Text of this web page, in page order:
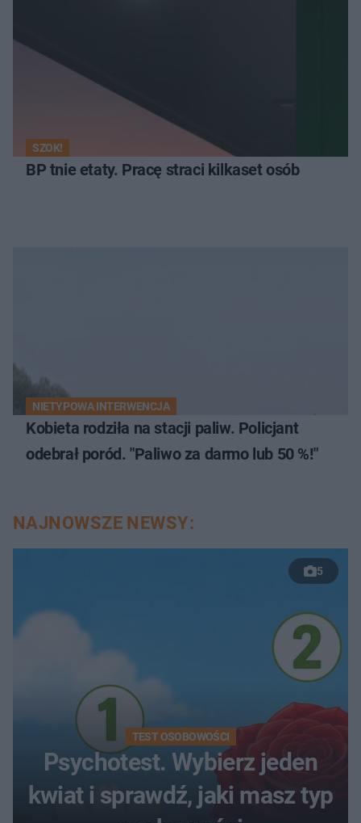
SZOK!
BP tnie etaty. Pracę straci kilkaset osób
NIETYPOWA INTERWENCJA
Kobieta rodziła na stacji paliw. Policjant
odebrał poród. "Paliwo za darmo lub 50 %!"
NAJNOWSZE NEWSY:
5
TEST OSOBOWOŚCI
Psychotest. Wybierz jeden
kwiat i sprawdź, jaki masz typ